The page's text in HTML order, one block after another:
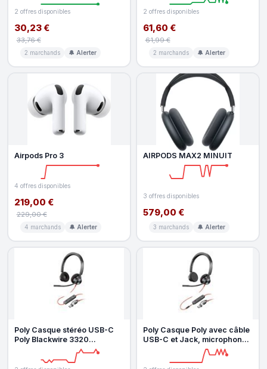
2 offres disponibles
30,23 €
33,76 €
2 marchands 🔔 Alerter
2 offres disponibles
61,60 €
61,99 €
2 marchands 🔔 Alerter
Airpods Pro 3
4 offres disponibles
219,00 €
229,00 €
4 marchands 🔔 Alerter
AIRPODS MAX2 MINUIT
3 offres disponibles
579,00 €
3 marchands 🔔 Alerter
Poly Casque stéréo USB-C
Poly Blackwire 3320
adaptateur USB-C A
Poly Casque Poly avec câble
USB-C et Jack, microphone
perche et contrôle des app